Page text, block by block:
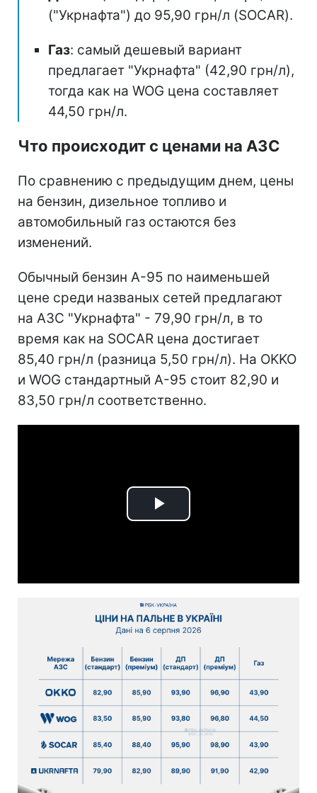
("Укрнафта") до 95,90 грн/л (SOCAR).
Газ: самый дешевый вариант
предлагает "Укрнафта" (42,90 грн/л),
тогда как на WOG цена составляет
44,50 грн/л.
Что происходит с ценами на АЗС
По сравнению с предыдущим днем, цены
на бензин, дизельное топливо и
автомобильный газ остаются без
изменений.
Обычный бензин А-95 по наименьшей
цене среди названых сетей предлагают
на АЗС "Укрнафта" - 79,90 грн/л, в то
время как на SOCAR цена достигает
85,40 грн/л (разница 5,50 грн/л). На OKKO
и WOG стандартный А-95 стоит 82,90 и
83,50 грн/л соответственно.
Play